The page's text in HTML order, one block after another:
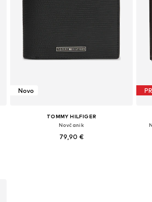
Novo
TOMMY HILFIGER
Novčanik
79,90 €